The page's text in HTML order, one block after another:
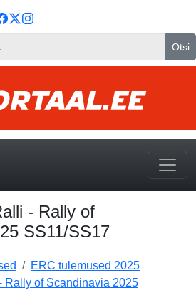
Otsi
- Rally of
SS11/SS17
ERC tulemused 2025
Rally of Scandinavia 2025